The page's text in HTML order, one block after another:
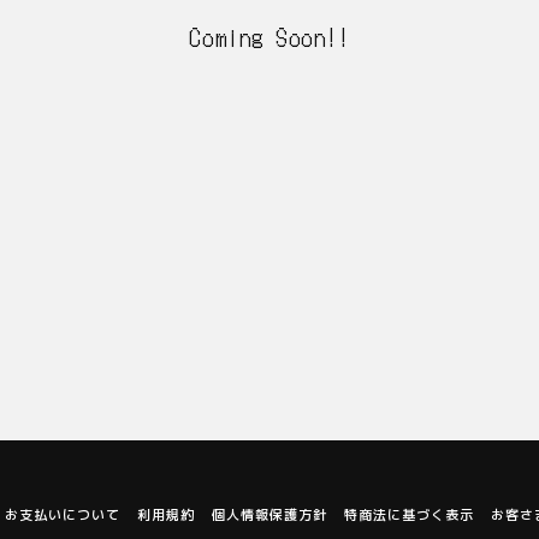
Coming Soon!!
お支払いについて 利用規約 個人情報保護方針 特商法に基づく表示 お客さ